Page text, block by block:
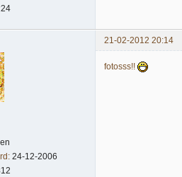
21-02-2012 20:14
24-12-2006
fotosss!!